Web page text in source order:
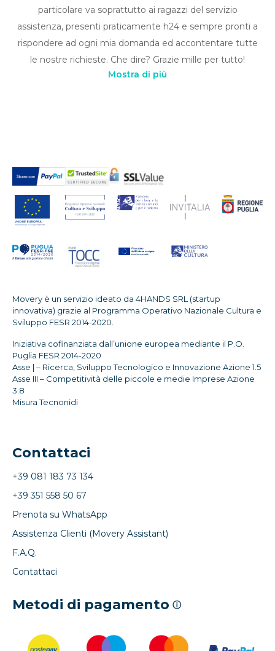
particolare va soprattutto ai ragazzi del servizio
assistenza, presenti praticamente h24 e sempre pronti a
rispondere ad ogni mia domanda ed accontentare tutte
le nostre richieste. Che dire? Grazie mille per tutto!
Mostra di più
Movery è un servizio ideato da 4HANDS SRL (startup
innovativa) grazie al Programma Operativo Nazionale Cultura e
Sviluppo FESR 2014-2020.
Iniziativa cofinanziata dall’unione europea mediante il P.O.
Puglia FESR 2014-2020
Asse | – Ricerca, Sviluppo Tecnologico e Innovazione Azione 1.5
Asse III – Competitività delle piccole e medie Imprese Azione
3.8
Misura Tecnonidi
Contattaci
+39 081 183 73 134
+39 351 558 50 67
Prenota su WhatsApp
Assistenza Clienti (Movery Assistant)
F.A.Q.
Contattaci
Metodi di pagamento ⓘ